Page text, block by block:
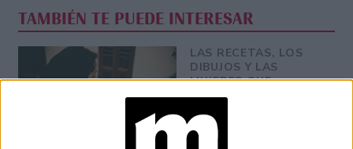
TAMBIÉN TE PUEDE INTERESAR
LAS RECETAS, LOS
DIBUJOS Y LAS
MUJERES QUE
MANTIENEN VIVO EL